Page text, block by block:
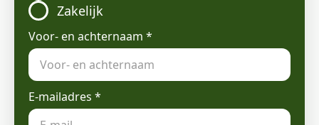
Zakelijk
Voor- en achternaam *
E-mailadres *